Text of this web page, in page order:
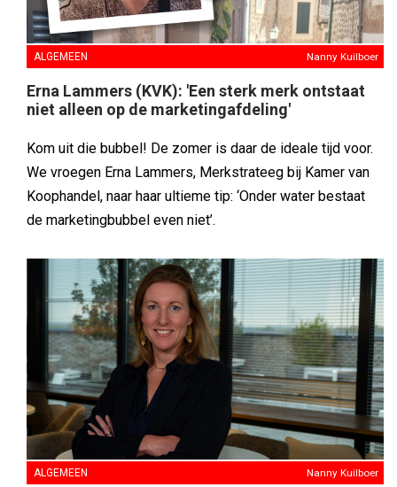
ALGEMEEN Nanny Kuilboer
Erna Lammers (KVK): 'Een sterk merk ontstaat
niet alleen op de marketingafdeling'
Kom uit die bubbel! De zomer is daar de ideale tijd voor.
We vroegen Erna Lammers, Merkstrateeg bij Kamer van
Koophandel, naar haar ultieme tip: ‘Onder water bestaat
de marketingbubbel even niet’.
ALGEMEEN Nanny Kuilboer